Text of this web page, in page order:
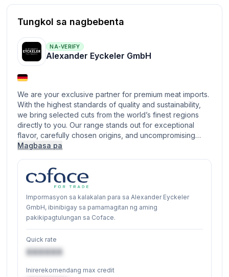
Tungkol sa nagbebenta
NA-VERIFY
Alexander Eyckeler GmbH
We are your exclusive partner for premium meat imports.
With the highest standards of quality and sustainability,
we bring selected cuts from the world’s finest regions
directly to you. Our range stands out for exceptional
flavor, carefully chosen origins, and uncompromising…
Magbasa pa
Impormasyon sa kalakalan para sa Alexander Eyckeler
GmbH, ibinibigay sa pamamagitan ng aming
pakikipagtulungan sa Coface.
Quick rate
XXXXXX
Inirerekomendang max credit